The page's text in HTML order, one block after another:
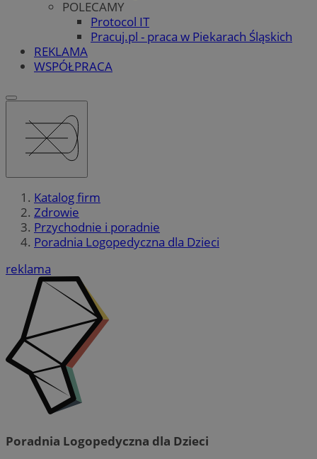
POLECAMY
Protocol IT
Pracuj.pl - praca w Piekarach Śląskich
REKLAMA
WSPÓŁPRACA
Katalog firm
Zdrowie
Przychodnie i poradnie
Poradnia Logopedyczna dla Dzieci
reklama
Poradnia Logopedyczna dla Dzieci